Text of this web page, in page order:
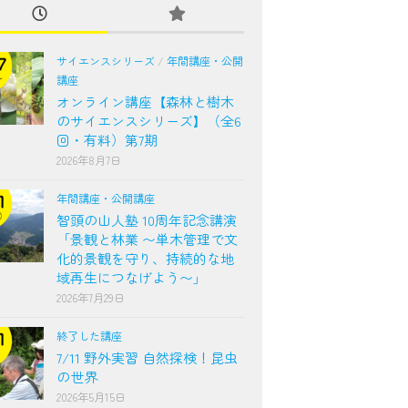
サイエンスシリーズ / 年間講座・公開
講座
オンライン講座【森林と樹木
のサイエンスシリーズ】（全6
回・有料）第7期
2026年8月7日
年間講座・公開講座
智頭の山人塾 10周年記念講演
「景観と林業 〜単木管理で文
化的景観を守り、持続的な地
域再生につなげよう〜」
2026年7月29日
終了した講座
7/11 野外実習 自然探検！昆虫
の世界
2026年5月15日